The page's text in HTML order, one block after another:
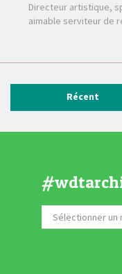
Directeur artistique,
aimable serviteur de
Récent